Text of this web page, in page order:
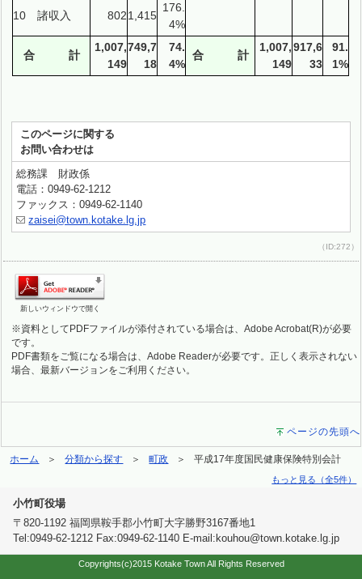
10 諸収入 8021,415
176.
4%
合 計
1,007,
149
749,7
18
74.
4%
合 計
1,007,
149
917,6
33
91.
1%
このページに関する
お問い合わせは
総務課 財政係
電話：0949-62-1212
ファックス：0949-62-1140
zaisei@town.kotake.lg.jp
（ID:272）
新しいウィンドウで開く
※資料としてPDFファイルが添付されている場合は、Adobe Acrobat(R)が必要
です。
PDF書類をご覧になる場合は、Adobe Readerが必要です。正しく表示されない
場合、最新バージョンをご利用ください。
ページの先頭へ
ホーム 分類から探す 町政 平成17年度国民健康保険特別会計
もっと見る（全5件）
小竹町役場
〒820-1192 福岡県鞍手郡小竹町大字勝野3167番地1
Tel:0949-62-1212 Fax:0949-62-1140 E-mail:kouhou@town.kotake.lg.jp
Copyrights(c)2015 Kotake Town All Rights Reserved